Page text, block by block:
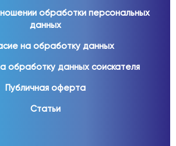
обработки персональных
данных
на обработку данных
обработку данных соискателя
Публичная оферта
Статьи